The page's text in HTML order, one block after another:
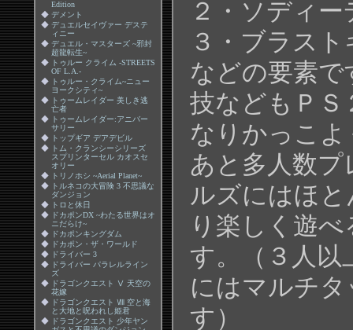
Edition
◆ デメント
◆ デュエルセイヴァー デステ
ィニー
◆ デュエル・マスターズ ~邪封
超龍転生~
◆ トゥルー クライム -STREETS
OF L.A.-
◆ トゥルー・クライム~ニュー
ヨークシティ~
◆ トゥームレイダー 美しき逃
亡者
◆ トゥームレイダー:アニバー
サリー
◆ トップギア デアデビル
◆ トム・クランシーシリーズ
スプリンターセル カオスセ
オリー
◆ トリノホシ ~Aerial Planet~
◆ トルネコの大冒険 3 不思議な
ダンジョン
◆ トロと休日
◆ ドカポンDX ~わたる世界はオ
ニだらけ~
◆ ドカポンキングダム
◆ ドカポン・ザ・ワールド
◆ ドライバー 3
◆ ドライバー パラレルライン
ズ
◆ ドラゴンクエスト Ⅴ 天空の
花嫁
◆ ドラゴンクエスト Ⅷ 空と海
と大地と呪われし姫君
◆ ドラゴンクエスト 少年ヤン
２・ソディ
３・ブラス
などの要素で
技などもＰＳ
なりかっこ
あと多人数
ルズにはほ
り楽しく遊
す。（３人以
にはマルチ
す）